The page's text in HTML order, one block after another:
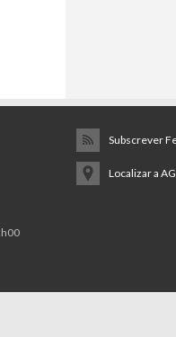
Subscrever
Localizar a